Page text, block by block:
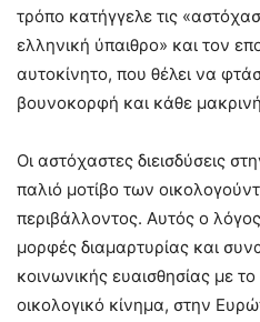
τρόπο κατήγγελε τις
ελληνική ύπαιθρο» και τον
αυτοκίνητο, που θέλει να
βουνοκορφή και κάθε
Οι αστόχαστες διεισδύσεις
παλιό μοτίβο των
περιβάλλοντος. Αυτός ο
μορφές διαμαρτυρίας και
κοινωνικής ευαισθησίας με
οικολογικό κίνημα, στην